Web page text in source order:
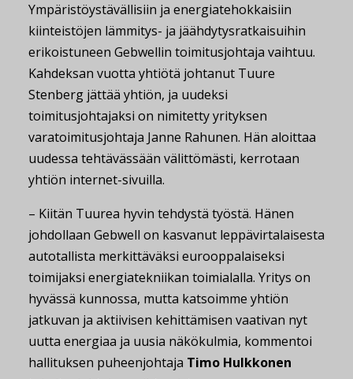
Ympäristöystävällisiin ja energiatehokkaisiin
kiinteistöjen lämmitys- ja jäähdytysratkaisuihin
erikoistuneen Gebwellin toimitusjohtaja vaihtuu.
Kahdeksan vuotta yhtiötä johtanut Tuure
Stenberg jättää yhtiön, ja uudeksi
toimitusjohtajaksi on nimitetty yrityksen
varatoimitusjohtaja Janne Rahunen. Hän aloittaa
uudessa tehtävässään välittömästi, kerrotaan
yhtiön internet-sivuilla.
– Kiitän Tuurea hyvin tehdystä työstä. Hänen
johdollaan Gebwell on kasvanut leppävirtalaisesta
autotallista merkittäväksi eurooppalaiseksi
toimijaksi energiatekniikan toimialalla. Yritys on
hyvässä kunnossa, mutta katsoimme yhtiön
jatkuvan ja aktiivisen kehittämisen vaativan nyt
uutta energiaa ja uusia näkökulmia, kommentoi
hallituksen puheenjohtaja Timo Hulkkonen